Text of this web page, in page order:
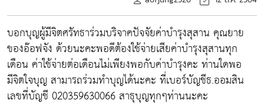
บอกบุญผู้มีจิตศรัทธาร่วมบริจาคปัจจัยค่าบำรุงสุสาน คุณยาย
ของอ๊อฟจัง ด้วยนะคะพอดีต้องใช้จ่ายเสียค่าบำรุงสุสานทุก
เดือน ค่าใช้จ่ายต่อเดือนไม่เพียงพอกับค่าบำรุงคะ ท่านใดพอ
มีจิตใจบุญ สามารถร่วมทำบุญได้นะคะ ที่เบอร์บัญชีธ.ออมสิน
เลขที่บัญชี 020359630066 สาธุบุญทุกๆท่านนะคะ